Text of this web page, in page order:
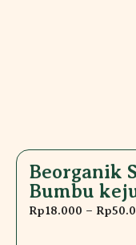
Beorganik
Bumbu
Rp18.000 – Rp